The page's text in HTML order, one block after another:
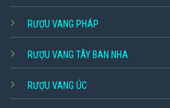
RƯỢU VANG PHÁP
RƯỢU VANG TÂY BAN NHA
RƯỢU VANG ÚC